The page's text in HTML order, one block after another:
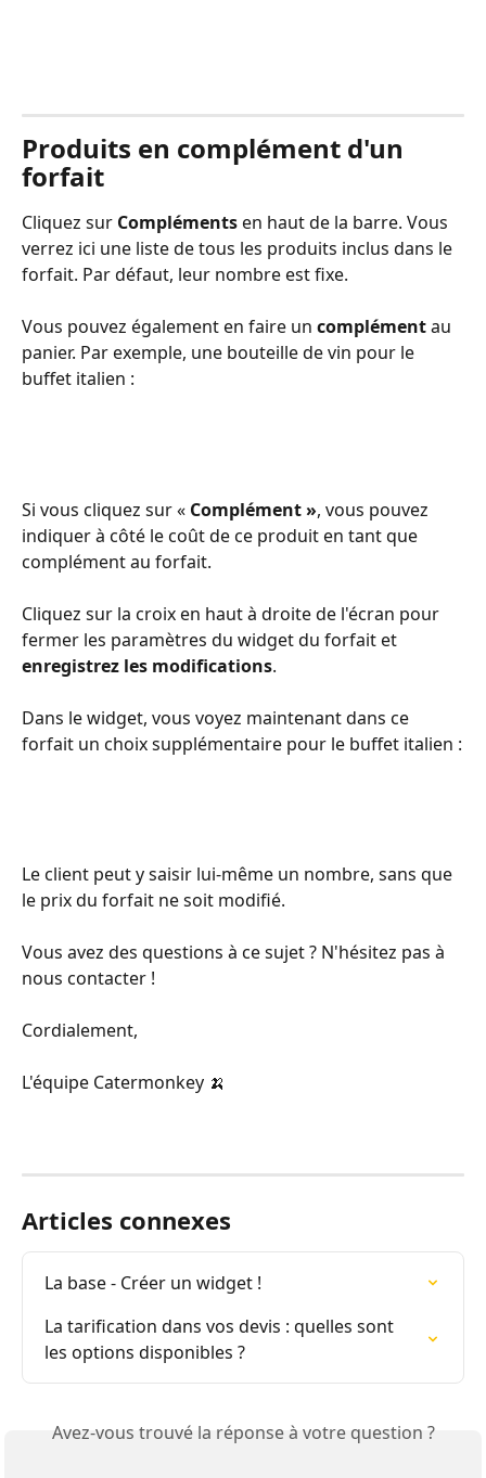
Produits en complément d'un
forfait
Cliquez sur Compléments en haut de la barre. Vous
verrez ici une liste de tous les produits inclus dans le
forfait. Par défaut, leur nombre est fixe.
Vous pouvez également en faire un complément au
panier. Par exemple, une bouteille de vin pour le
buffet italien :
Si vous cliquez sur « Complément », vous pouvez
indiquer à côté le coût de ce produit en tant que
complément au forfait.
Cliquez sur la croix en haut à droite de l'écran pour
fermer les paramètres du widget du forfait et
enregistrez les modifications.
Dans le widget, vous voyez maintenant dans ce
forfait un choix supplémentaire pour le buffet italien :
Le client peut y saisir lui-même un nombre, sans que
le prix du forfait ne soit modifié.
Vous avez des questions à ce sujet ? N'hésitez pas à
nous contacter !
Cordialement,
L'équipe Catermonkey 🍌
Articles connexes
La base - Créer un widget !
La tarification dans vos devis : quelles sont
les options disponibles ?
Avez-vous trouvé la réponse à votre question ?